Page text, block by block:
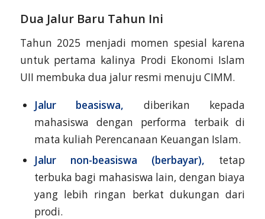
Dua Jalur Baru Tahun Ini
Tahun 2025 menjadi momen spesial karena
untuk pertama kalinya Prodi Ekonomi Islam
UII membuka dua jalur resmi menuju CIMM.
Jalur beasiswa, diberikan kepada
mahasiswa dengan performa terbaik di
mata kuliah Perencanaan Keuangan Islam.
Jalur non-beasiswa
(berbayar), tetap
terbuka bagi mahasiswa lain, dengan biaya
yang lebih ringan berkat dukungan dari
prodi.